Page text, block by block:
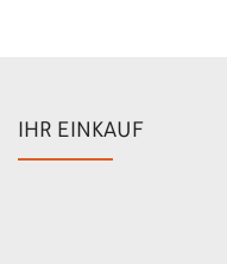
IHR EINKAUF